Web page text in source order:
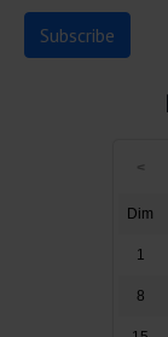
Dim
1
8